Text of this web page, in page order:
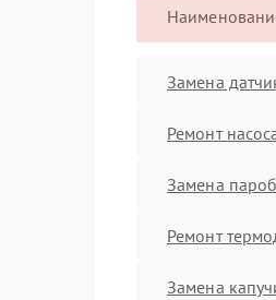
Замена
Ремонт
Замена
Ремонт
Замена